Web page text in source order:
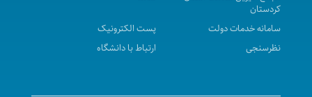
پیام تسلیت معاونت آموزشی دانشگاه
اعلام زمان شروع کلاسهای عملی وآزمون های ناتمام
نیمسال اول سال تحصیلی 1405-1404
کردستان
سامانه خدمات دولت
پست الکترونیک
نظرسنجی
ارتباط با دانشگاه